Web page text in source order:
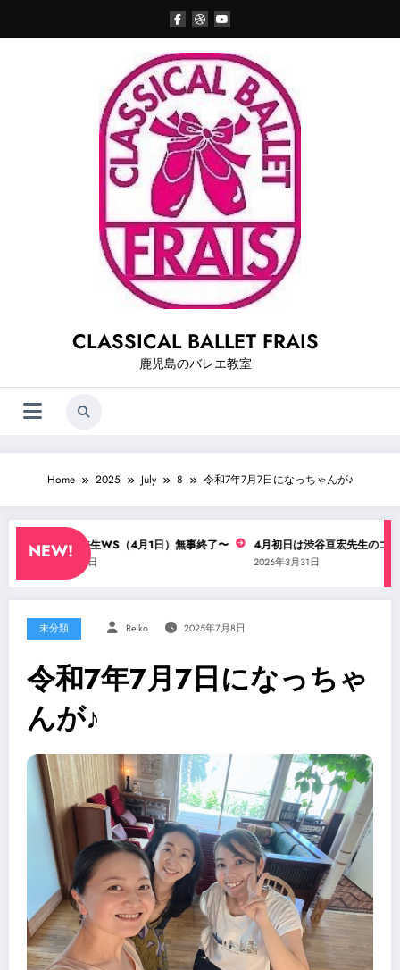
content
CLASSICAL BALLET FRAIS
鹿児島のバレエ教室
Home 2025 July 8 令和7年7月7日になっちゃんが♪
NEW!
渋谷亘宏先生WS（4月1日）無事終了〜
2026年4月1日
4月初日は渋谷亘宏先生のコンテ
2026年3月31日
未分類 Reiko 2025年7月8日
令和7年7月7日になっちゃ
んが♪